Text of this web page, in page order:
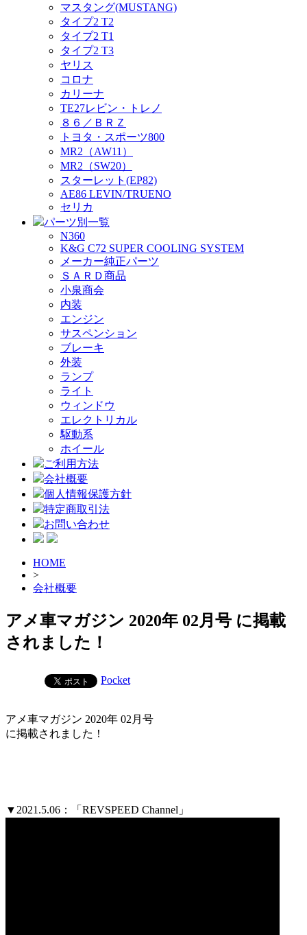
マスタング(MUSTANG)
タイプ2 T2
タイプ2 T1
タイプ2 T3
ヤリス
コロナ
カリーナ
TE27レビン・トレノ
８６／ＢＲＺ
トヨタ・スポーツ800
MR2（AW11）
MR2（SW20）
スターレット(EP82)
AE86 LEVIN/TRUENO
セリカ
パーツ別一覧
N360
K&G C72 SUPER COOLING SYSTEM
メーカー純正パーツ
ＳＡＲＤ商品
小泉商会
内装
エンジン
サスペンション
ブレーキ
外装
ランプ
ライト
ウィンドウ
エレクトリカル
駆動系
ホイール
ご利用方法
会社概要
個人情報保護方針
特定商取引法
お問い合わせ
HOME
>
会社概要
アメ車マガジン 2020年 02月号 に掲載
されました！
Pocket
アメ車マガジン 2020年 02月号
に掲載されました！
▼2021.5.06：「REVSPEED Channel」